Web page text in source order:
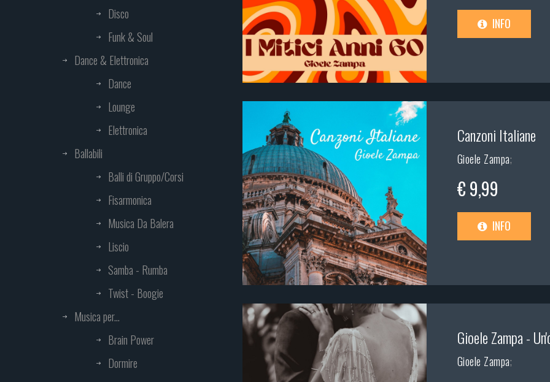
Disco
Funk & Soul
Dance & Elettronica
Dance
Lounge
Elettronica
Ballabili
Balli di Gruppo/Corsi
Fisarmonica
Musica Da Balera
Liscio
Samba - Rumba
Twist - Boogie
Musica per...
Brain Power
Dormire
INFO
Canzoni Italiane
Gioele Zampa;
€ 9,99
INFO
Gioele Zampa -
Gioele Zampa;